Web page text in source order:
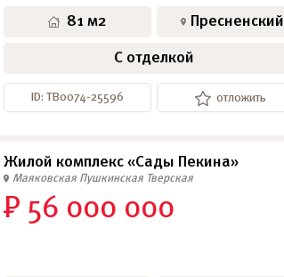
81 м2 Пресненский
С отделкой
ID: ТВ0074-25596 отложить
Жилой комплекс «Сады Пекина»
Маяковская Пушкинская Тверская
₽ 56 000 000